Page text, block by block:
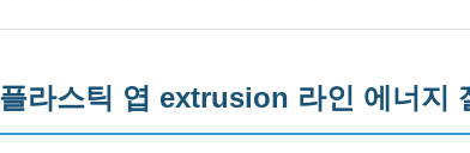
라스틱 엽 extrusion 라인 에너지